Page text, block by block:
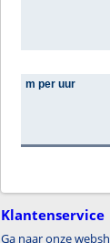
m per uur
Klantenservice
Ga naar onze